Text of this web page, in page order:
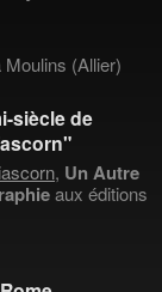
Moulins (Allier)
siècle de
, Un Autre
aux éditions